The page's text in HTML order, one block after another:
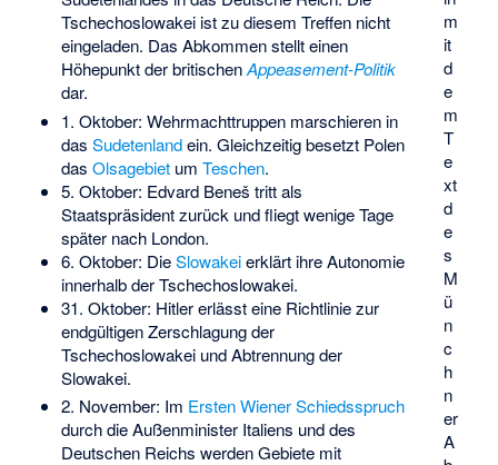
m
it
d
e
m
T
e
xt
d
e
s
M
ü
n
c
h
n
er
A
Tschechoslowakei ist zu diesem Treffen nicht
eingeladen. Das Abkommen stellt einen
Höhepunkt der britischenAppeasement-Politik
dar.
1. Oktober: Wehrmachttruppen marschieren in
das Sudetenlandein. Gleichzeitig besetzt Polen
das Olsagebietum Teschen.
5. Oktober: Edvard Beneš tritt als
Staatspräsident zurück und fliegt wenige Tage
später nach London.
6. Oktober: DieSlowakeierklärt ihre Autonomie
innerhalb der Tschechoslowakei.
31. Oktober: Hitler erlässt eine Richtlinie zur
endgültigen Zerschlagung der
Tschechoslowakei und Abtrennung der
Slowakei.
2. November: Im Ersten Wiener Schiedsspruch
durch die Außenminister Italiens und des
Deutschen Reichs werden Gebiete mit